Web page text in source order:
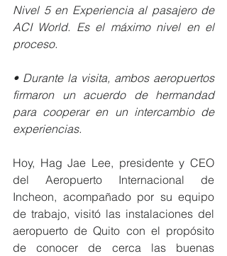
Nivel 5 en Experiencia al pasajero de
ACI World. Es el máximo nivel en el
proceso.
• Durante la visita, ambos aeropuertos
firmaron un acuerdo de hermandad
para cooperar en un intercambio de
experiencias.
Hoy, Hag Jae Lee, presidente y CEO
del Aeropuerto Internacional de
Incheon, acompañado por su equipo
de trabajo, visitó las instalaciones del
aeropuerto de Quito con el propósito
de conocer de cerca las buenas